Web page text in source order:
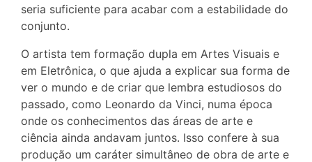
seria suficiente para acabar com a estabilidade do
conjunto.
O artista tem formação dupla em Artes Visuais e
em Eletrônica, o que ajuda a explicar sua forma de
ver o mundo e de criar que lembra estudiosos do
passado, como Leonardo da Vinci, numa época
onde os conhecimentos das áreas de arte e
ciência ainda andavam juntos. Isso confere à sua
produção um caráter simultâneo de obra de arte e